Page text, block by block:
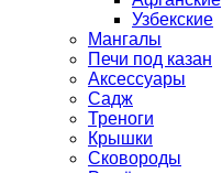
Узбекские
Мангалы
Печи под казан
Аксессуары
Садж
Треноги
Крышки
Сковороды